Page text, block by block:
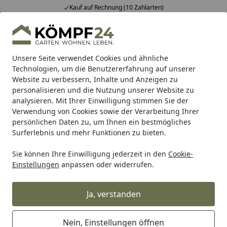
Unsere Seite verwendet Cookies und ähnliche
Technologien, um die Benutzererfahrung auf unserer
Website zu verbessern, Inhalte und Anzeigen zu
personalisieren und die Nutzung unserer Website zu
analysieren. Mit Ihrer Einwilligung stimmen Sie der
Verwendung von Cookies sowie der Verarbeitung Ihrer
persönlichen Daten zu, um Ihnen ein bestmögliches
Surferlebnis und mehr Funktionen zu bieten.
Sie können Ihre Einwilligung jederzeit in den Cookie-
Einstellungen anpassen oder widerrufen.
Ja, verstanden
Nein, Einstellungen öffnen
Kauf auf Rechnung (10 Zahlarten)
Alle Produkte
Mein Konto
Suchen
Startseite
ABUS ABUS Mobile Sicherheit ABUS Schlösser
ABUS BORDO™ 6500A SmartX™